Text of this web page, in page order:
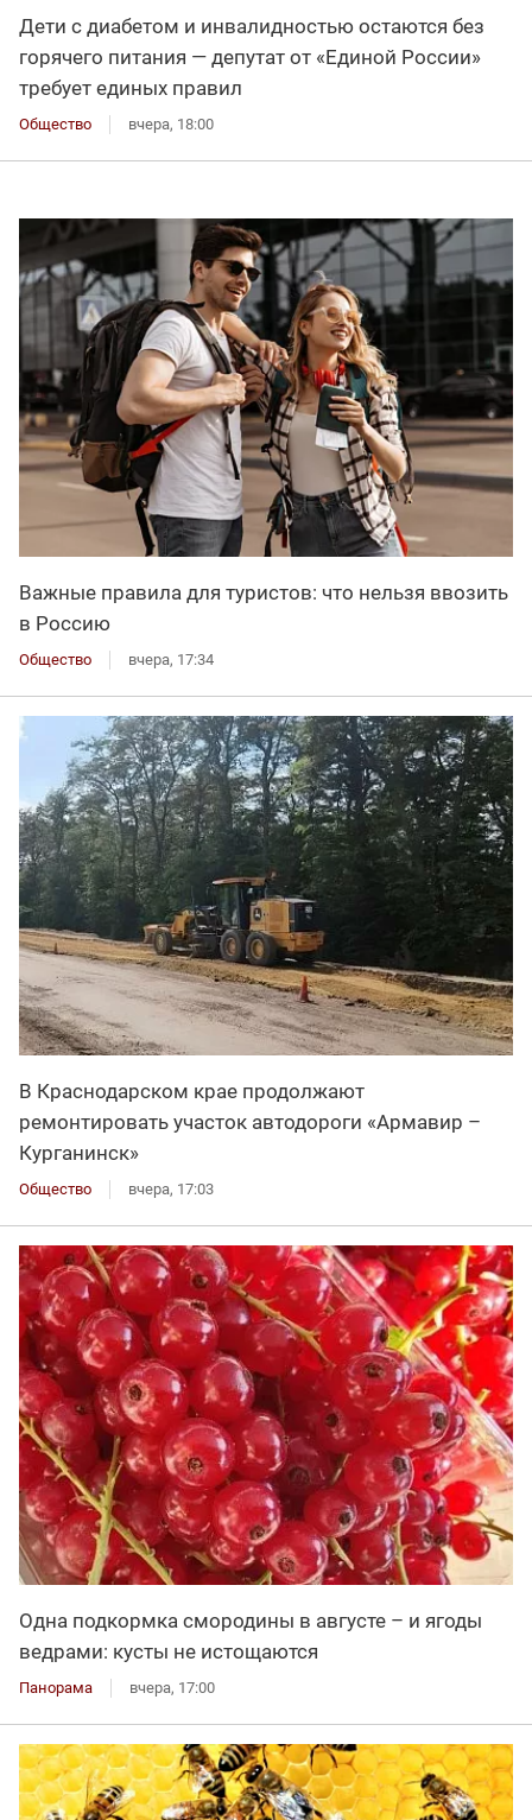
Дети с диабетом и инвалидностью остаются без
горячего питания — депутат от «Единой России»
требует единых правил
Общество вчера, 18:00
Важные правила для туристов: что нельзя ввозить
в Россию
Общество вчера, 17:34
В Краснодарском крае продолжают
ремонтировать участок автодороги «Армавир –
Курганинск»
Общество вчера, 17:03
Одна подкормка смородины в августе – и ягоды
ведрами: кусты не истощаются
Панорама вчера, 17:00